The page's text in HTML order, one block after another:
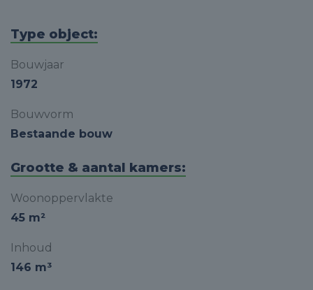
Type object:
Bouwjaar
1972
Bouwvorm
Bestaande bouw
Grootte & aantal kamers:
Woonoppervlakte
45 m²
Inhoud
146 m³